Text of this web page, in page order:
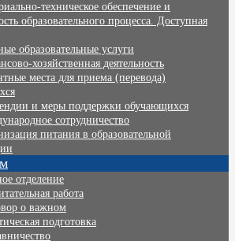
техническое обеспечение и
образовательного процесса. Доступная
образовательные услуги
хозяйственная деятельность
места для приема (перевода)
и меры поддержки обучающихся
сотрудничество
питания в образовательной
отделение
работа
о важном
подготовка